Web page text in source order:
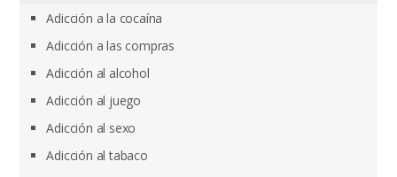
Adicción a la cocaína
Adicción a las compras
Adicción al alcohol
Adicción al juego
Adicción al sexo
Adicción al tabaco